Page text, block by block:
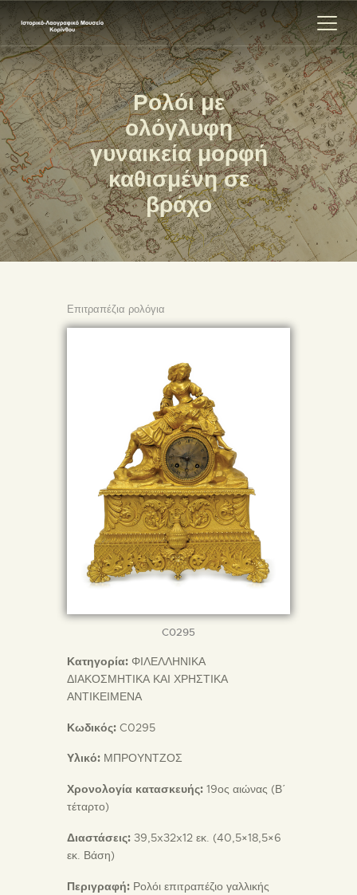
Ρολόι με
ολόγλυφη
γυναικεία μορφή
καθισμένη σε
βράχο
ΑΡΧΙΚΗ
ΕΚΘΕΣΗ
ΣΧΕΤΙΚΑ
ΕΠΙΚΟΙΝΩΝΊΑ
Επιτραπέζια ρολόγια
C0295
Κατηγορία: ΦΙΛΕΛΛΗΝΙΚΑ
ΔΙΑΚΟΣΜΗΤΙΚΑ ΚΑΙ ΧΡΗΣΤΙΚΑ
ΑΝΤΙΚΕΙΜΕΝΑ
Κωδικός: C0295
Υλικό: ΜΠΡΟΥΝΤΖΟΣ
Χρονολογία κατασκευής: 19ος αιώνας (Β΄
τέταρτο)
Διαστάσεις: 39,5x32x12 εκ. (40,5×18,5×6
εκ. Βάση)
Περιγραφή: Ρολόι επιτραπέζιο γαλλικής